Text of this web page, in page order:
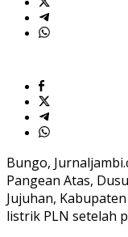
Bungo,
Pangean Atas,
Jujuhan,
listrik PLN setelah